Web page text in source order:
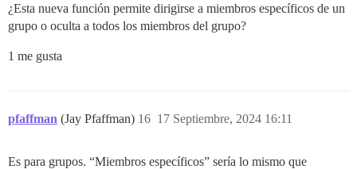
¿Esta nueva función permite dirigirse a miembros específicos de un
grupo o oculta a todos los miembros del grupo?
1 me gusta
pfaffman (Jay Pfaffman) 17 Septiembre, 2024 16:11
16
Es para grupos. “Miembros específicos” sería lo mismo que